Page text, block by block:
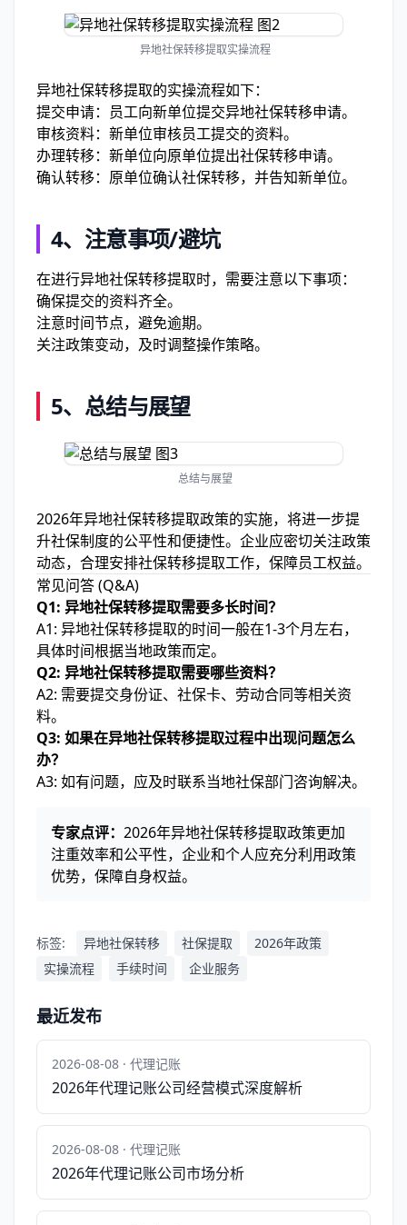
异地社保转移提取实操流程
异地社保转移提取的实操流程如下：
提交申请：员工向新单位提交异地社保转移申请。
审核资料：新单位审核员工提交的资料。
办理转移：新单位向原单位提出社保转移申请。
确认转移：原单位确认社保转移，并告知新单位。
4、 注意事项/避坑
在进行异地社保转移提取时，需要注意以下事项：
确保提交的资料齐全。
注意时间节点，避免逾期。
关注政策变动，及时调整操作策略。
5、 总结与展望
总结与展望
2026年异地社保转移提取政策的实施，将进一步提
升社保制度的公平性和便捷性。企业应密切关注政策
动态，合理安排社保转移提取工作，保障员工权益。
常见问答 (Q&A)
Q1: 异地社保转移提取需要多长时间？
A1: 异地社保转移提取的时间一般在1-3个月左右，
具体时间根据当地政策而定。
Q2: 异地社保转移提取需要哪些资料？
A2: 需要提交身份证、社保卡、劳动合同等相关资
料。
Q3: 如果在异地社保转移提取过程中出现问题怎么
办？
A3: 如有问题，应及时联系当地社保部门咨询解决。
专家点评： 2026年异地社保转移提取政策更加
注重效率和公平性，企业和个人应充分利用政策
优势，保障自身权益。
标签: 异地社保转移 社保提取
2026年政策
实操流程
手续时间 企业服务
最近发布
2026-08-08 · 代理记账
2026年代理记账公司经营模式深度解析
2026-08-08 · 代理记账
2026年代理记账公司市场分析